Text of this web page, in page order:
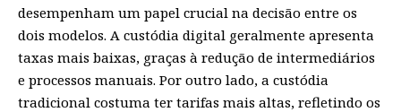
desempenham um papel crucial na decisão entre os
dois modelos. A custódia digital geralmente apresenta
taxas mais baixas, graças à redução de intermediários
e processos manuais. Por outro lado, a custódia
tradicional costuma ter tarifas mais altas, refletindo os